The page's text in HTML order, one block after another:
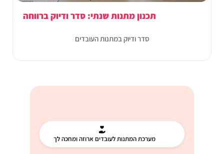
תכנון מתנות שנתי: סדר ודיוק ברווחה
סדר ודיוק במתנות העובדים
מערכת המתנות לעובדים ארוזה ומחכה לך